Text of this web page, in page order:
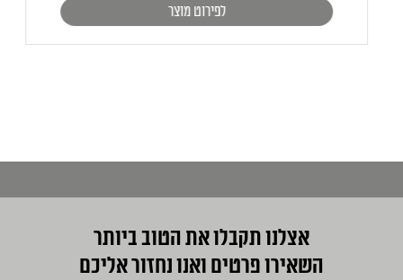
לפירוט מוצר
אצלנו תקבלו את הטוב ביותר
השאירו פרטים ואנו נחזור אליכם